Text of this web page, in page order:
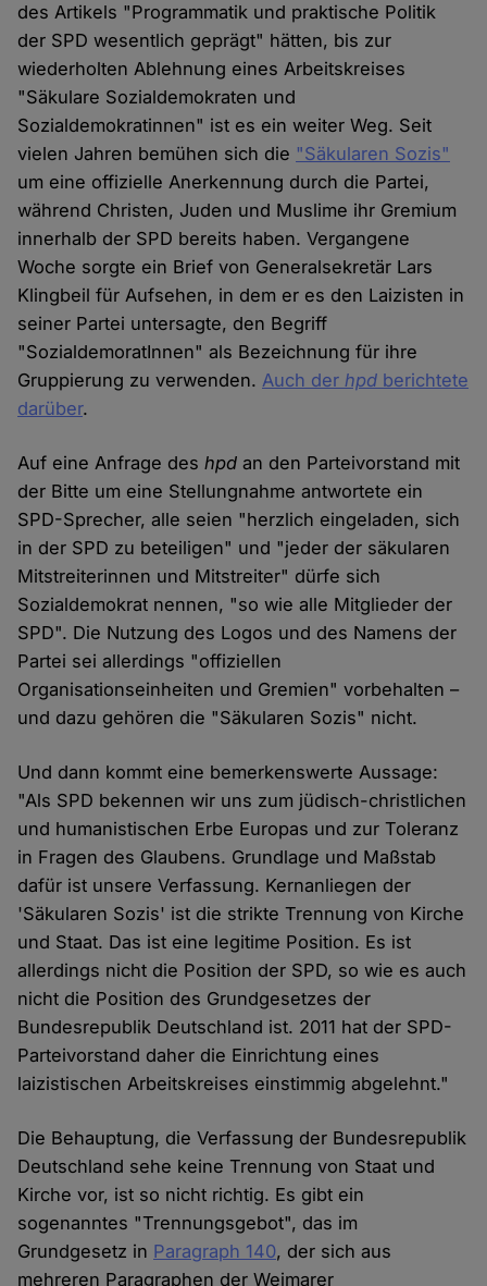
des Artikels "Programmatik und praktische Politik
der SPD wesentlich geprägt" hätten, bis zur
wiederholten Ablehnung eines Arbeitskreises
"Säkulare Sozialdemokraten und
Sozialdemokratinnen" ist es ein weiter Weg. Seit
vielen Jahren bemühen sich die "Säkularen Sozis"
um eine offizielle Anerkennung durch die Partei,
während Christen, Juden und Muslime ihr Gremium
innerhalb der SPD bereits haben. Vergangene
Woche sorgte ein Brief von Generalsekretär Lars
Klingbeil für Aufsehen, in dem er es den Laizisten in
seiner Partei untersagte, den Begriff
"SozialdemoratInnen" als Bezeichnung für ihre
Gruppierung zu verwenden.Auch derhpd berichtete
darüber.
Auf eine Anfrage deshpd an den Parteivorstand mit
der Bitte um eine Stellungnahme antwortete ein
SPD-Sprecher, alle seien "herzlich eingeladen, sich
in der SPD zu beteiligen" und "jeder der säkularen
Mitstreiterinnen und Mitstreiter" dürfe sich
Sozialdemokrat nennen, "so wie alle Mitglieder der
SPD". Die Nutzung des Logos und des Namens der
Partei sei allerdings "offiziellen
Organisationseinheiten und Gremien" vorbehalten –
und dazu gehören die "Säkularen Sozis" nicht.
Und dann kommt eine bemerkenswerte Aussage:
"Als SPD bekennen wir uns zum jüdisch-christlichen
und humanistischen Erbe Europas und zur Toleranz
in Fragen des Glaubens. Grundlage und Maßstab
dafür ist unsere Verfassung. Kernanliegen der
'Säkularen Sozis' ist die strikte Trennung von Kirche
und Staat. Das ist eine legitime Position. Es ist
allerdings nicht die Position der SPD, so wie es auch
nicht die Position des Grundgesetzes der
Bundesrepublik Deutschland ist. 2011 hat der SPD-
Parteivorstand daher die Einrichtung eines
laizistischen Arbeitskreises einstimmig abgelehnt."
Die Behauptung, die Verfassung der Bundesrepublik
Deutschland sehe keine Trennung von Staat und
Kirche vor, ist so nicht richtig. Es gibt ein
sogenanntes "Trennungsgebot", das im
Grundgesetz in Paragraph 140, der sich aus
mehreren Paragraphen der Weimarer